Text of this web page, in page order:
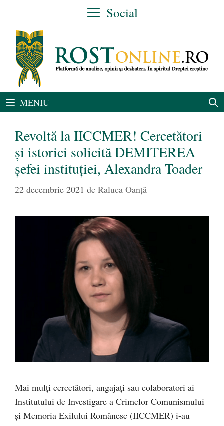
conținut
Social
MENIU
Revoltă la IICCMER! Cercetători
și istorici solicită DEMITEREA
șefei instituției, Alexandra Toader
22 decembrie 2021 de Raluca Oanță
Mai mulți cercetători, angajați sau colaboratori ai
Institutului de Investigare a Crimelor Comunismului
și Memoria Exilului Românesc (IICCMER) i-au